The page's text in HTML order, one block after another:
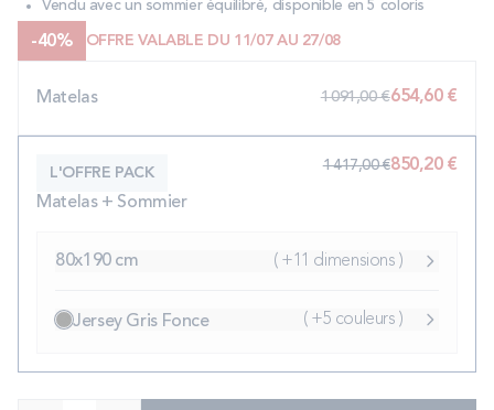
Storelocator
ContactMon compte
Vendu avec un sommier équilibré, disponible en 5 coloris
-40% OFFRE VALABLE DU 11/07 AU 27/08
L'OFFRE PACK
Matelas + Sommier
1 417,00 €850,20 €
Jersey Gris Fonce ( +5 couleurs )
80x190 cm ( +11 dimensions )
Matelas 1 091,00 €654,60 €